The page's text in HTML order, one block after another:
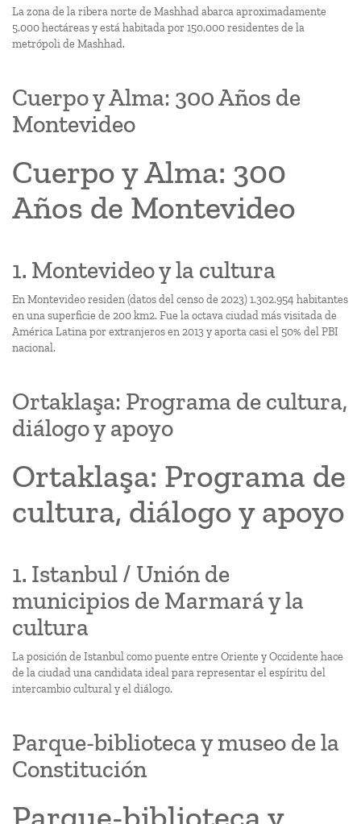
La zona de la ribera norte de Mashhad abarca aproximadamente
5.000 hectáreas y está habitada por 150.000 residentes de la
metrópoli de Mashhad.
Cuerpo y Alma: 300 Años de
Montevideo
Cuerpo y Alma: 300
Años de Montevideo
1. Montevideo y la cultura
En Montevideo residen (datos del censo de 2023) 1.302.954 habitantes
en una superficie de 200 km2. Fue la octava ciudad más visitada de
América Latina por extranjeros en 2013 y aporta casi el 50% del PBI
nacional.
Ortaklaşa: Programa de cultura,
diálogo y apoyo
Ortaklaşa: Programa de
cultura, diálogo y apoyo
1. Istanbul / Unión de
municipios de Marmará y la
cultura
La posición de Istanbul como puente entre Oriente y Occidente hace
de la ciudad una candidata ideal para representar el espíritu del
intercambio cultural y el diálogo.
Parque-biblioteca y museo de la
Constitución